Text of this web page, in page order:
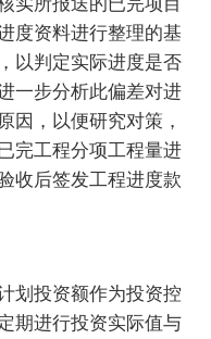
度资料进行整理的基
以判定实际进度是否
一步分析此偏差对进
因，以便研究对策，
完工程分项工程量进
收后签发工程进度款
划投资额作为投资控
期进行投资实际值与